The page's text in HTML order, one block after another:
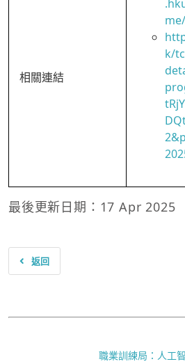
相關連結
k/
最後更新日期：17 Apr 2025
返回
職業訓練局：人工